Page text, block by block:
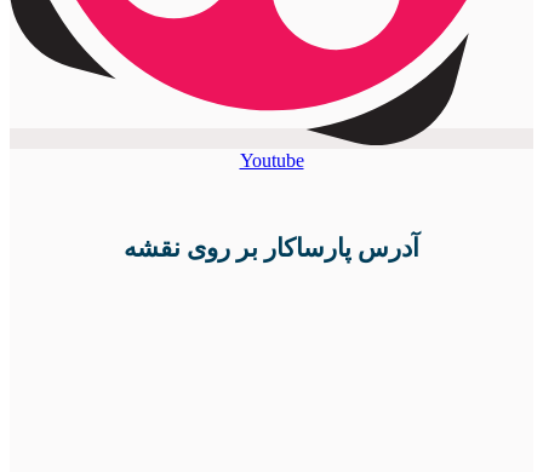
Youtube
آدرس پارساکار بر روی نقشه